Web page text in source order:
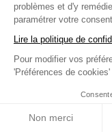
problèmes et d'y
paramétrer votre
Lire la politique de
Pour modifier vos
'Préférences de
Non merci